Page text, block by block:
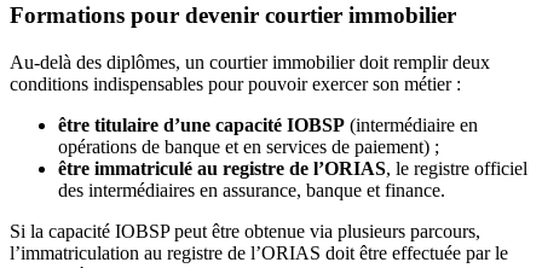
Formations pour devenir courtier immobilier
Au-delà des diplômes, un courtier immobilier doit remplir deux
conditions indispensables pour pouvoir exercer son métier :
être titulaire d’une capacité IOBSP (intermédiaire en
opérations de banque et en services de paiement) ;
être immatriculé au registre de l’ORIAS, le registre officiel
des intermédiaires en assurance, banque et finance.
Si la capacité IOBSP peut être obtenue via plusieurs parcours,
l’immatriculation au registre de l’ORIAS doit être effectuée par le